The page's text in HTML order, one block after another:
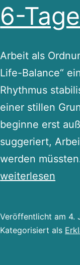
6-
Arbeit als
Life-Balance“
Rhythmus
einer stillen
beginne erst
suggeriert,
werden
weiterlesen
Veröffentlicht am 4.
Kategorisiert als